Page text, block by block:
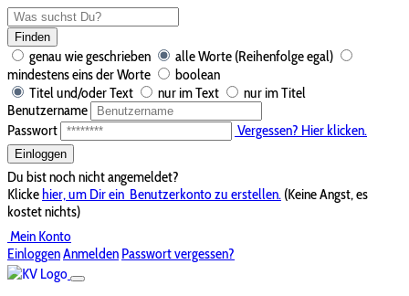
Finden
genau wie geschrieben
alle Worte (Reihenfolge egal)
mindestens eins der Worte
boolean
Titel und/oder Text
nur im Text
nur im Titel
Benutzername
Passwort
Vergessen? Hier klicken.
Einloggen
Du bist noch nicht angemeldet?
Klickehier, um Dir ein Benutzerkonto zu erstellen. (Keine Angst, es
kostet nichts)
Mein Konto
EinloggenAnmelden Passwort vergessen?